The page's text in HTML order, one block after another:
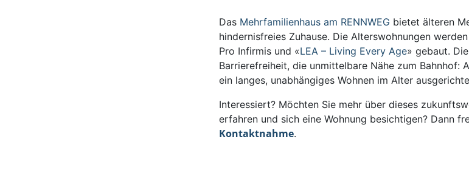
Das Mehrfamilienhaus am RENNWEG bietet älteren
hindernisfreies Zuhause. Die Alterswohnungen
Pro Infirmis und «LEA – Living Every Age» gebaut.
Barrierefreiheit, die unmittelbare Nähe zum Bahnhof:
ein langes, unabhängiges Wohnen im Alter
Interessiert? Möchten Sie mehr über dieses
erfahren und sich eine Wohnung besichtigen? Dann
Kontaktnahme.